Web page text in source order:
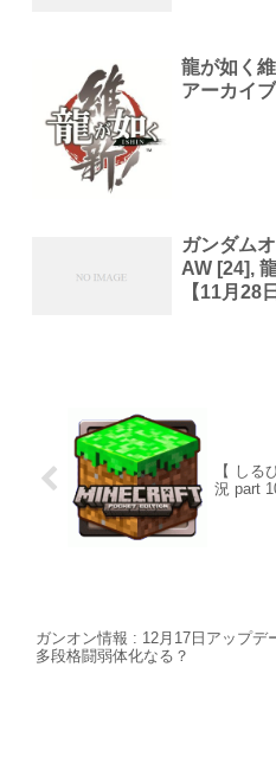
龍が如く
アーカイブ
ガンダム
AW [24],
【11月28
【 し
況 part
ガンオン情報 : 12月17日アップデ
多段格闘弱体化なる？